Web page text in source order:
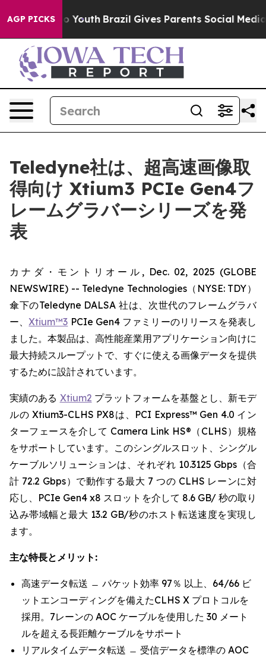
AGP PICKS
Harms to Youth Brazil Gives Parents Social Media
Teledyne社は、超高速画像取
得向け Xtium3 PCIe Gen4フ
レームグラバーシリーズを発
表
カナダ・モントリオール, Dec. 02, 2025 (GLOBE
NEWSWIRE) -- Teledyne Technologies（NYSE: TDY）
傘下のTeledyne DALSA 社は、次世代のフレームグラバ
ー、Xtium™3 PCIe Gen4 ファミリーのリリースを発表し
ました。本製品は、高性能産業用アプリケーション向けに
最大持続スループットで、すぐに使える画像データを提供
するために設計されています。
実績のある Xtium2 プラットフォームを基盤とし、新モデ
ルの Xtium3-CLHS PX8は、PCI Express™ Gen 4.0 イン
ターフェースを介して Camera Link HS®（CLHS）規格
をサポートしています。このシングルスロット、シングル
ケーブルソリューションは、それぞれ 10.3125 Gbps（合
計 72.2 Gbps）で動作する最大 7 つの CLHS レーンに対
応し、PCIe Gen4 x8 スロットを介して 8.6 GB/ 秒の取り
込み帯域幅と最大 13.2 GB/秒のホスト転送速度を実現し
ます。
主な特長とメリット:
高速データ転送 ̶ パケット効率 97％ 以上、64/66 ビ
ットエンコーディングを備えたCLHS X プロトコルを
採用。7レーンの AOC ケーブルを使用した 30 メート
ルを超える長距離ケーブルをサポート
リアルタイムデータ転送 ̶ 受信データを標準の AOC